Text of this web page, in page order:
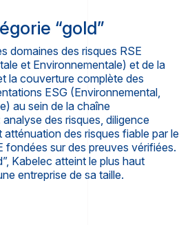
“gold”
domaines des risques RSE
et Environnementale) et de la
la couverture complète des
ESG (Environnemental,
au sein de la chaîne
des risques, diligence
des risques fiable par le
fondées sur des preuves vérifiées.
Kabelec atteint le plus haut
entreprise de sa taille.